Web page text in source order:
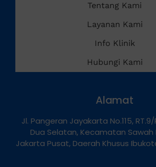
Tentang Kami
Layanan Kami
Info Klinik
Hubungi Kami
Alamat
Jl. Pangeran Jayakarta No.115,
Dua Selatan, Kecamatan Sawah
Jakarta Pusat, Daerah Khusus